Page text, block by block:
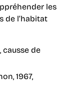
les
de l’habitat
causse de
1967,